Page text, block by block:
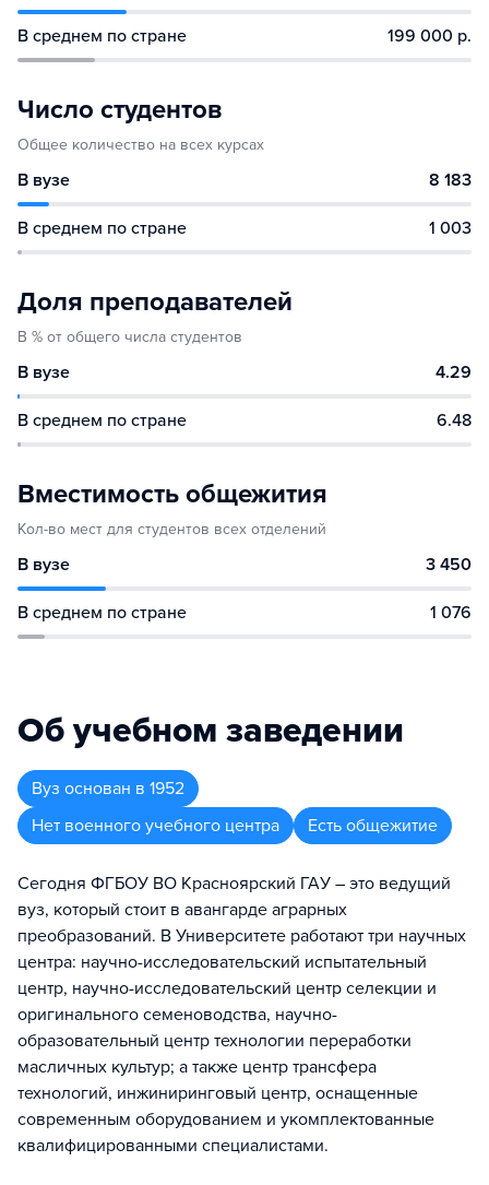
В среднем по стране 199 000 р.
Число студентов
Общее количество на всех курсах
В вузе 8 183
В среднем по стране 1 003
Доля преподавателей
В % от общего числа студентов
В вузе 4.29
В среднем по стране 6.48
Вместимость общежития
Кол-во мест для студентов всех отделений
В вузе 3 450
В среднем по стране 1 076
Об учебном заведении
Вуз основан в 1952
Нет военного учебного центра
Есть общежитие
Сегодня ФГБОУ ВО Красноярский ГАУ – это ведущий
вуз, который стоит в авангарде аграрных
преобразований. В Университете работают три научных
центра: научно-исследовательский испытательный
центр, научно-исследовательский центр селекции и
оригинального семеноводства, научно-
образовательный центр технологии переработки
масличных культур; а также центр трансфера
технологий, инжиниринговый центр, оснащенные
современным оборудованием и укомплектованные
квалифицированными специалистами.